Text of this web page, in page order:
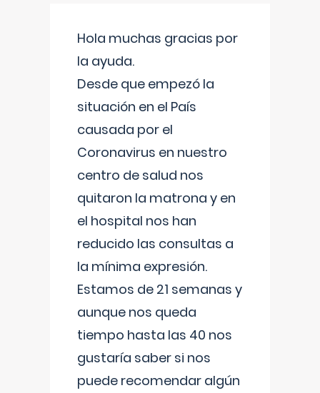
Hola muchas gracias por
la ayuda.
Desde que empezó la
situación en el País
causada por el
Coronavirus en nuestro
centro de salud nos
quitaron la matrona y en
el hospital nos han
reducido las consultas a
la mínima expresión.
Estamos de 21 semanas y
aunque nos queda
tiempo hasta las 40 nos
gustaría saber si nos
puede recomendar algún